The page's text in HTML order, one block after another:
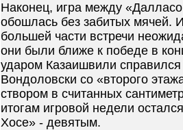
Наконец, игра между
обошлась без забитых мячей.
большей части встречи
они были ближе к победе в
ударом Казаишвили
Вондоловски со «второго
створом в считанных
итогам игровой недели
Хосе» - девятым.